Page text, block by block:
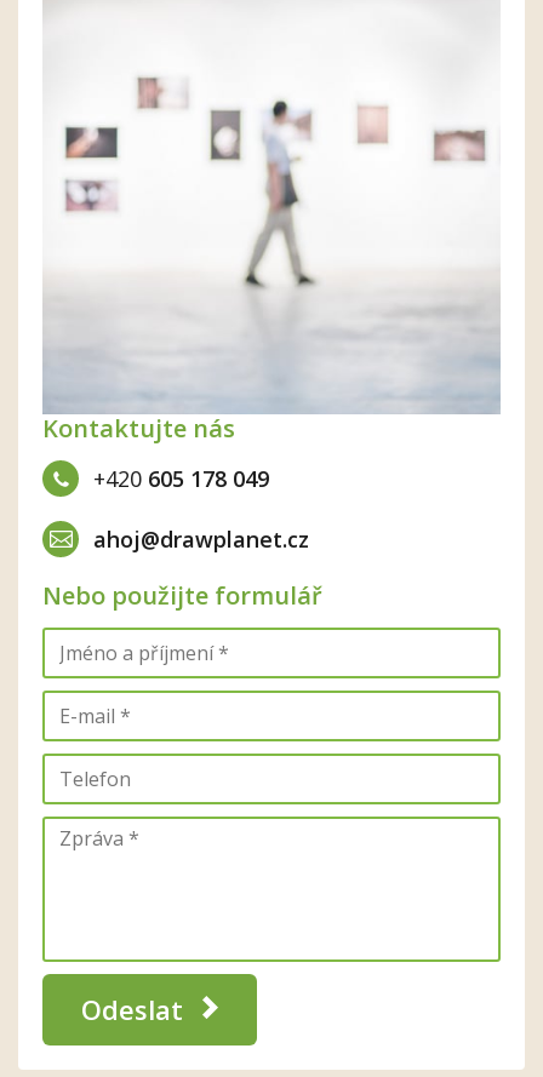
Kontaktujte nás
+420 605 178 049
ahoj@drawplanet.cz
Nebo použijte formulář
Odeslat